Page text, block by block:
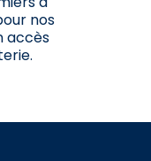
nos
accès